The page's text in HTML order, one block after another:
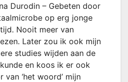
Durodin – Gebeten door
op erg jonge
Nooit meer van
Later zou ik ook mijn
studies wijden aan de
en koos ik er ook
van ‘het woord’ mijn